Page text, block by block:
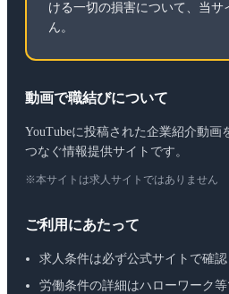
ける一切の損害について、当サ
ん。
動画で職結びについて
YouTubeに投稿された企業紹介動画
つなぐ情報提供サイトです。
※本サイトは求人サイトではありません
ご利用にあたって
求人条件は必ず公式サイトで確認
労働条件の詳細はハローワーク